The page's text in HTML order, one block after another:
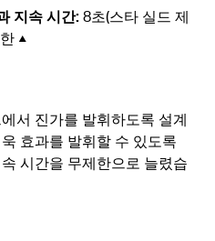
지속 시간:8초(스타 실드 제
▲
서 진가를 발휘하도록 설계
효과를 발휘할 수 있도록
시간을 무제한으로 늘렸습